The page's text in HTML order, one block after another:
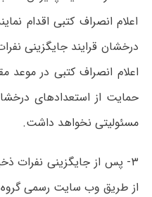
اعلام انصراف کتبی اقدام
درخشان قرایند جایگزینی
اعلام انصراف کتبی در موعد
حمایت از استعدادهای
مسئولیتی نخواهد داشت.
۳- پس از جایگزینی نفرات
از طریق وب سایت رسمی